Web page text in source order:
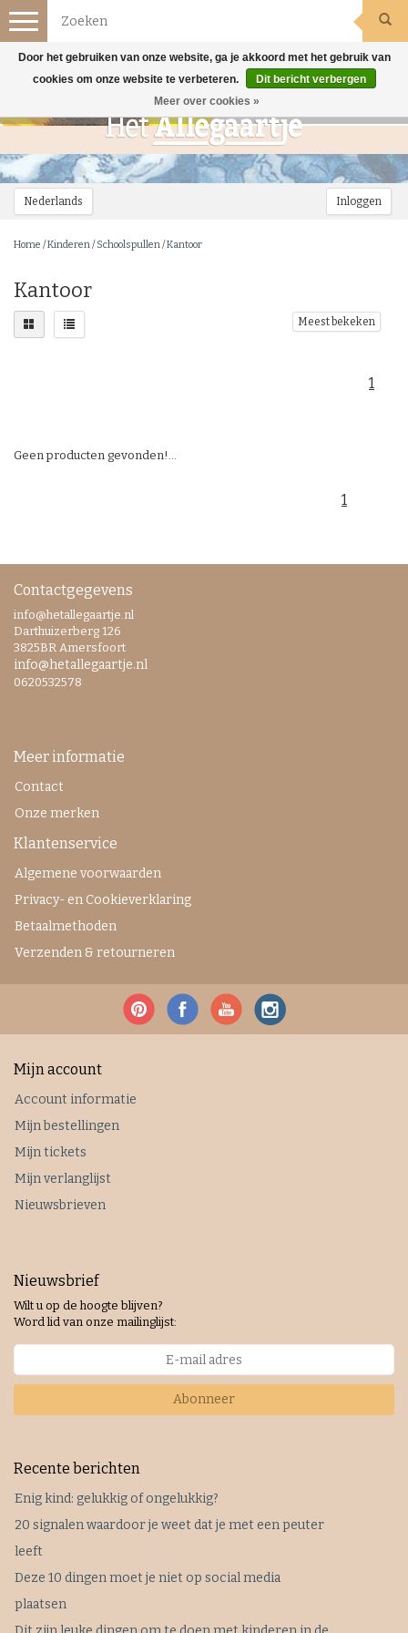
Nederlands Inloggen
Toggle
navigation
Home /Kinderen/Schoolspullen/Kantoor
Kantoor
Meest bekeken
1
Geen producten gevonden!...
1
Contactgegevens
info@hetallegaartje.nl
Darthuizerberg 126
3825BR Amersfoort
info@hetallegaartje.nl
0620532578
Meer informatie
Contact
Onze merken
Klantenservice
Algemene voorwaarden
Privacy- en Cookieverklaring
Betaalmethoden
Verzenden & retourneren
Mijn account
Account informatie
Mijn bestellingen
Mijn tickets
Mijn verlanglijst
Nieuwsbrieven
Nieuwsbrief
Wilt u op de hoogte blijven?
Word lid van onze mailinglijst:
Abonneer
Recente berichten
Enig kind: gelukkig of ongelukkig?
20 signalen waardoor je weet dat je met een peuter
leeft
Deze 10 dingen moet je niet op social media
plaatsen
Door het gebruiken van onze website, ga je akkoord met het gebruik van
cookies om onze website te verbeteren.
Dit bericht verbergen
Meer over cookies »